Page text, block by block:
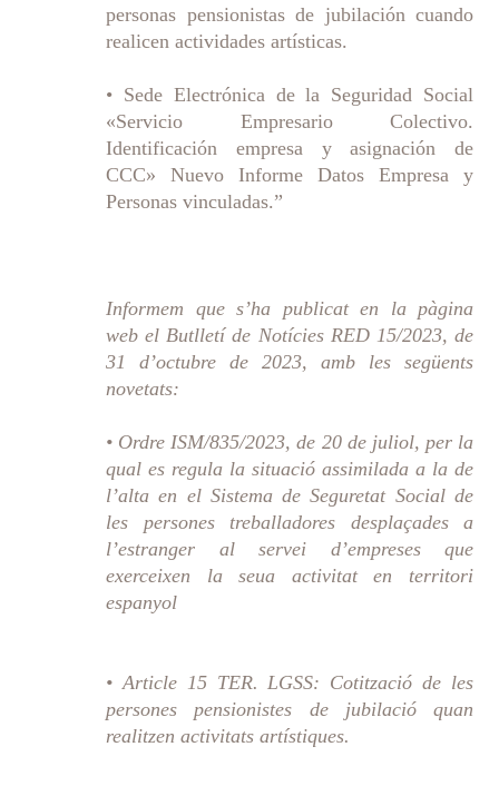
personas pensionistas de jubilación cuando
realicen actividades artísticas.
• Sede Electrónica de la Seguridad Social
«Servicio Empresario Colectivo.
Identificación empresa y asignación de
CCC» Nuevo Informe Datos Empresa y
Personas vinculadas.”
Informem que s’ha publicat en la pàgina
web el Butlletí de Notícies RED 15/2023, de
31 d’octubre de 2023, amb les següents
novetats:
• Ordre ISM/835/2023, de 20 de juliol, per la
qual es regula la situació assimilada a la de
l’alta en el Sistema de Seguretat Social de
les persones treballadores desplaçades a
l’estranger al servei d’empreses que
exerceixen la seua activitat en territori
espanyol
• Article 15 TER. LGSS: Cotització de les
persones pensionistes de jubilació quan
realitzen activitats artístiques.